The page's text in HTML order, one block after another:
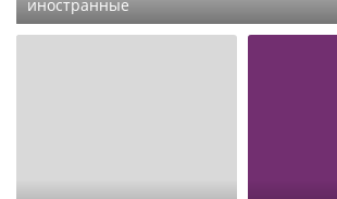
иностранные